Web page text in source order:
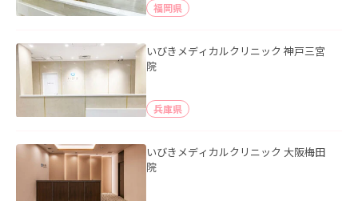
福岡県
いびきメディカルクリニック 神戸三宮
院
兵庫県
いびきメディカルクリニック 大阪梅田
院